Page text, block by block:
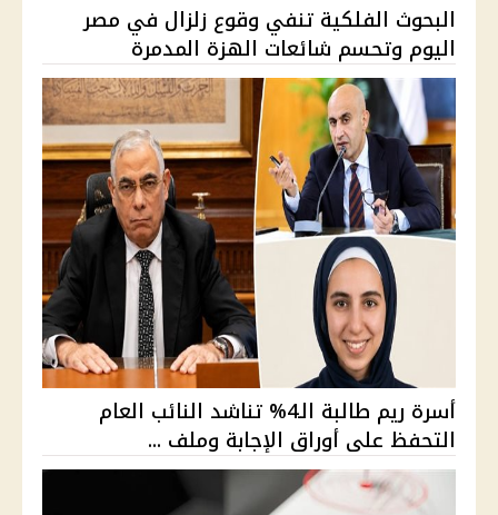
البحوث الفلكية تنفي وقوع زلزال في مصر
اليوم وتحسم شائعات الهزة المدمرة
أسرة ريم طالبة الـ4% تناشد النائب العام
التحفظ على أوراق الإجابة وملف ...